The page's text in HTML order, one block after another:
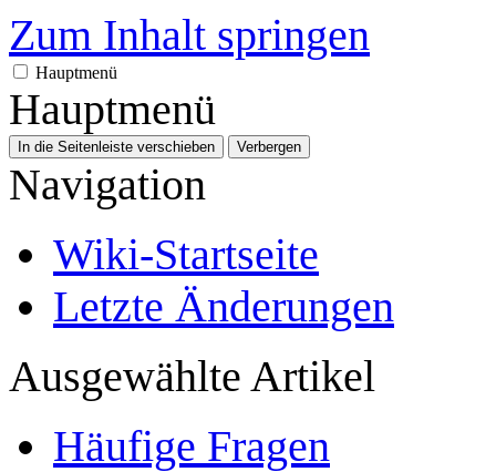
Zum Inhalt springen
Hauptmenü
Hauptmenü
In die Seitenleiste verschieben Verbergen
Navigation
Wiki-Startseite
Letzte Änderungen
Ausgewählte Artikel
Häufige Fragen